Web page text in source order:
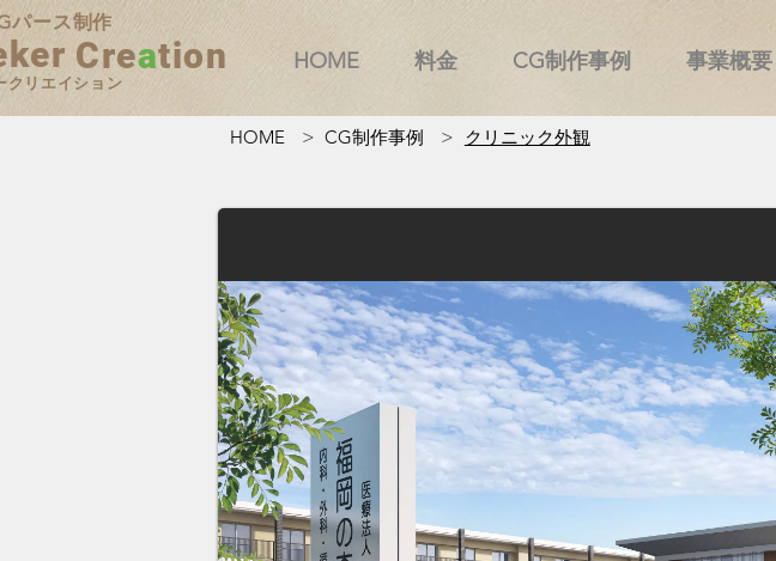
パース制作
Creation
クリエイション
HOME 料金 CG制作事例 事業概要
HOME > CG制作事例 > クリニック外観